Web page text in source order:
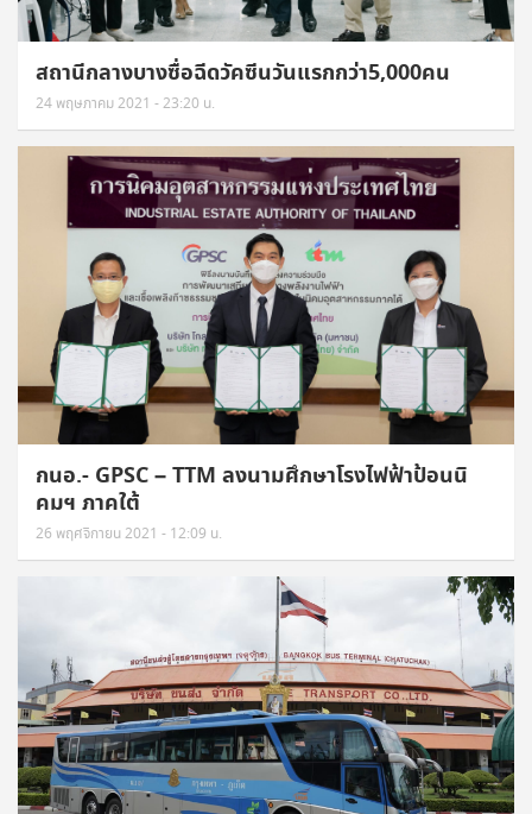
สถานีกลางบางซื่อฉีดวัคซีนวันแรกกว่า5,000คน
24 พฤษภาคม 2021 - 23:20 น.
กนอ.- GPSC – TTM ลงนามศึกษาโรงไฟฟ้าป้อนนิ
คมฯ ภาคใต้
26 พฤศจิกายน 2021 - 12:09 น.